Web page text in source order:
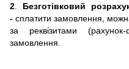
2
Безготівковий
-сплатити замовлення,
за реквізитами
замовлення.